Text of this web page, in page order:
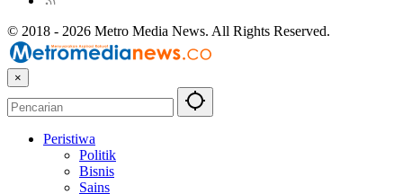
© 2018 - 2026 Metro Media News. All Rights Reserved.
×
Peristiwa
Politik
Bisnis
Sains